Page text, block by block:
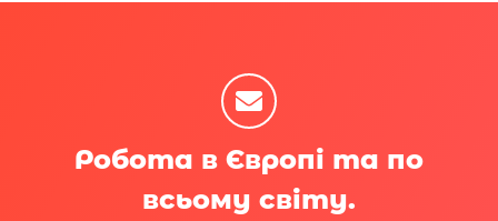
Робота в Європі та по
всьому світу.